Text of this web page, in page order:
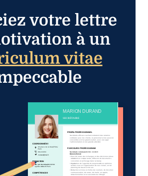
votre lettre
à un
vitae